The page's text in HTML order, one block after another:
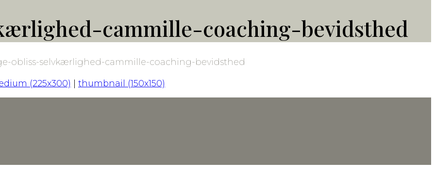
cammille-coaching-bevidsthed
obliss-selvkærlighed-cammille-coaching-bevidsthed
(225x300)
thumbnail (150x150)